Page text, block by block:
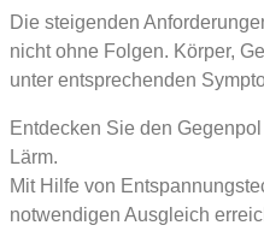
Die steigenden
nicht ohne Folgen. Körper,
unter entsprechenden
Entdecken Sie den
Lärm.
Mit Hilfe von
notwendigen Ausgleich